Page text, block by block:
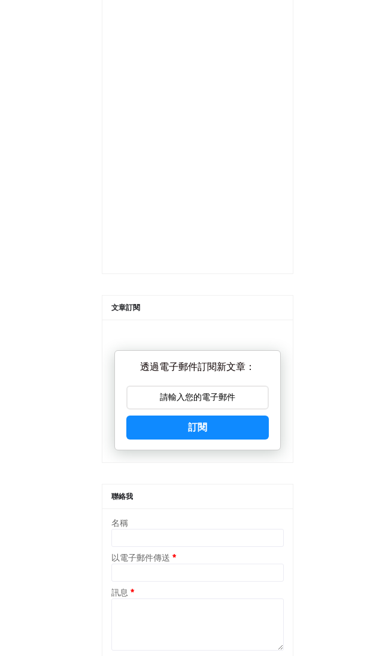
文章訂閱
透過電子郵件訂閱新文章：
訂閱
聯絡我
名稱
以電子郵件傳送 *
訊息 *